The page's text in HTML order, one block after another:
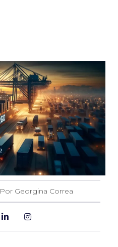
Por Georgina Correa